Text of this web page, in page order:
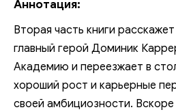
Аннотация:
Вторая часть книги
главный герой Доминик
Академию и переезжает в
хороший рост и карьерные
своей амбициозности.